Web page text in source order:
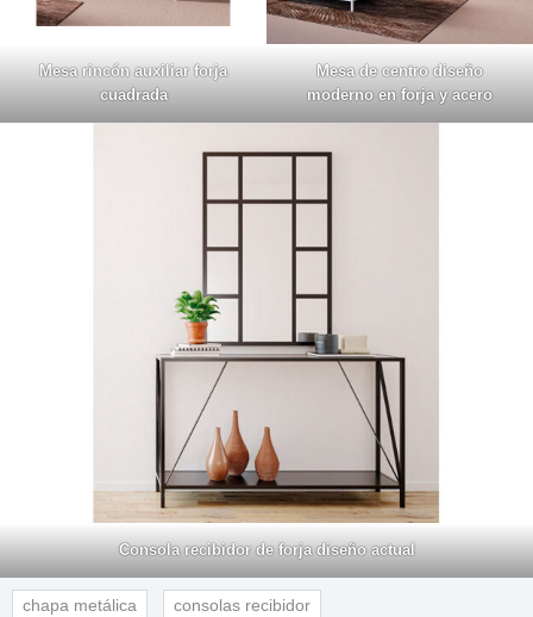
Mesa rincón auxiliar forja
cuadrada
Mesa de centro diseño
moderno en forja y acero
Consola recibidor de forja diseño actual
chapa metálica consolas recibidor